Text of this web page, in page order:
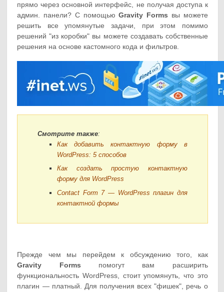
прямо через основной интерфейс, не получая доступа к
админ. панели? С помощьюGravity Forms вы можете
решить все упомянутые задачи, при этом помимо
решений "из коробки" вы можете создавать собственные
решения на основе кастомного кода и фильтров.
Смотрите также:
Как добавить контактную форму в
WordPress: 5 способов
Как создать простую контактную
форму для WordPress
Contact Form 7 — WordPress плагин для
контактной формы
Прежде чем мы перейдем к обсуждению того, как
Gravity Forms помогут вам расширить
функциональность WordPress, стоит упомянуть, что это
плагин — платный. Для получения всех "фишек", речь о